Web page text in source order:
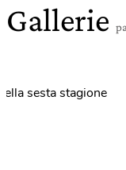
Gallerie